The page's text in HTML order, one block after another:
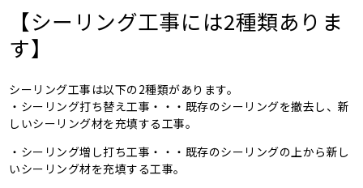
【シーリング工事には2種類ありま
す】
シーリング工事は以下の2種類があります。
・シーリング打ち替え工事・・・既存のシーリングを撤去し、新
しいシーリング材を充填する工事。
・シーリング増し打ち工事・・・既存のシーリングの上から新し
いシーリング材を充填する工事。